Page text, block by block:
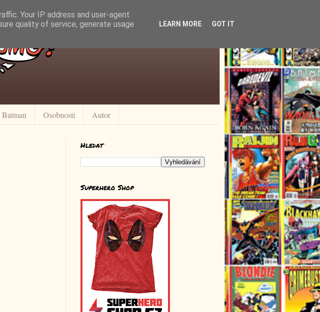
Batman Osobnosti Autor
Hledat
Superhero Shop
Your IP address and user-agent
quality of service, generate usage
LEARN MORE GOT IT